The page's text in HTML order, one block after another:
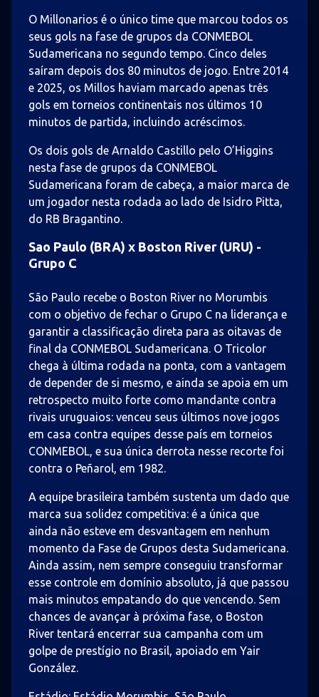
O Millonarios é o único time que marcou todos os
seus gols na fase de grupos da CONMEBOL
Sudamericana no segundo tempo. Cinco deles
saíram depois dos 80 minutos de jogo. Entre 2014
e 2025, os Millos haviam marcado apenas três
gols em torneios continentais nos últimos 10
minutos de partida, incluindo acréscimos.
Os dois gols de Arnaldo Castillo pelo O’Higgins
nesta fase de grupos da CONMEBOL
Sudamericana foram de cabeça, a maior marca de
um jogador nesta rodada ao lado de Isidro Pitta,
do RB Bragantino.
Sao Paulo (BRA) x Boston River (URU) -
Grupo C
São Paulo recebe o Boston River no Morumbis
com o objetivo de fechar o Grupo C na liderança e
garantir a classificação direta para as oitavas de
final da CONMEBOL Sudamericana. O Tricolor
chega à última rodada na ponta, com a vantagem
de depender de si mesmo, e ainda se apoia em um
retrospecto muito forte como mandante contra
rivais uruguaios: venceu seus últimos nove jogos
em casa contra equipes desse país em torneios
CONMEBOL, e sua única derrota nesse recorte foi
contra o Peñarol, em 1982.
A equipe brasileira também sustenta um dado que
marca sua solidez competitiva: é a única que
ainda não esteve em desvantagem em nenhum
momento da Fase de Grupos desta Sudamericana.
Ainda assim, nem sempre conseguiu transformar
esse controle em domínio absoluto, já que passou
mais minutos empatando do que vencendo. Sem
chances de avançar à próxima fase, o Boston
River tentará encerrar sua campanha com um
golpe de prestígio no Brasil, apoiado em Yair
González.